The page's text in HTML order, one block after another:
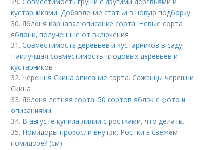
кустарниками. Добавление статьи в новую подборку
30.Яблоня карнавал описание сорта. Новые сорта
яблони, полученные от включения
31.Совместимость деревьев и кустарников в саду.
Наилучшая совместимость плодовых деревьев и
кустарников
32.Черешня Скина описание сорта. Саженцы черешни
Скина
33.Яблоня летняя сорта. 50 сортов яблок с фото и
описаниями
34. В августе купила лилии с ростками, что делать.
35. Помидоры проросли внутри. Ростки в свежем
помидоре? (см)